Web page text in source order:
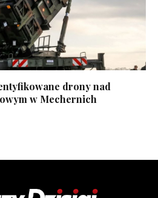
drony nad
w Mechernich